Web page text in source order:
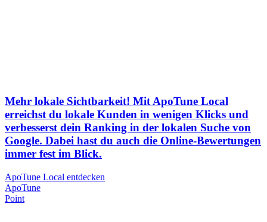
Mehr lokale Sichtbarkeit! Mit ApoTune Local
erreichst du lokale Kunden in wenigen Klicks und
verbesserst dein Ranking in der lokalen Suche von
Google. Dabei hast du auch die Online-Bewertungen
immer fest im Blick.
ApoTune Local entdecken
ApoTune
Point